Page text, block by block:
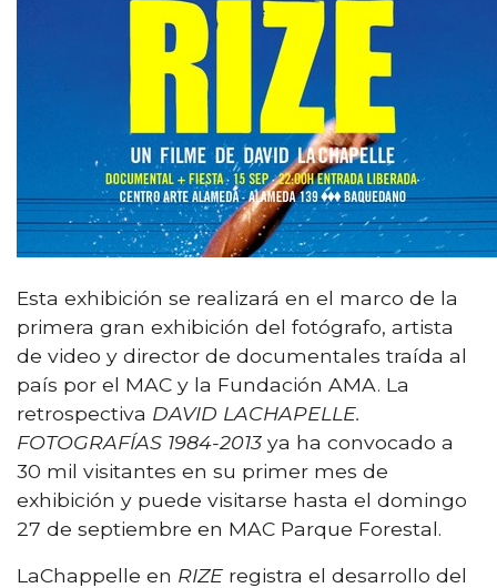
Esta exhibición se realizará en el marco de la
primera gran exhibición del fotógrafo, artista
de video y director de documentales traída al
país por el MAC y la Fundación AMA. La
retrospectiva DAVID LACHAPELLE.
FOTOGRAFÍAS 1984-2013 ya ha convocado a
30 mil visitantes en su primer mes de
exhibición y puede visitarse hasta el domingo
27 de septiembre en MAC Parque Forestal.
LaChappelle en RIZE registra el desarrollo del